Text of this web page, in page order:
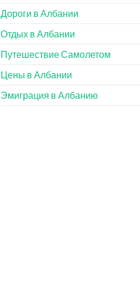
Дороги в Албании
Отдых в Албании
Путешествие Самолетом
Цены в Албании
Эмиграция в Албанию